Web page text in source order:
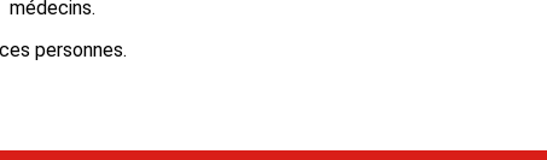
médecins.
personnes.